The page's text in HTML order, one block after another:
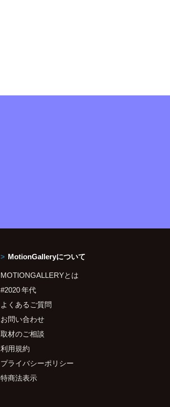
MotionGalleryについて
MOTIONGALLERYとは
#2020 年代
よくあるご質問
お問い合わせ
取材のご相談
利用規約
プライバシーポリシー
特商法表示